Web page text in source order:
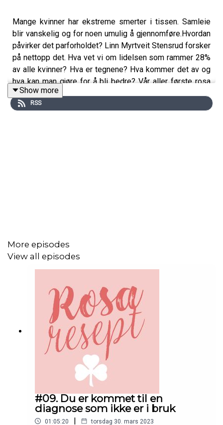
Mange kvinner har ekstreme smerter i tissen. Samleie
blir vanskelig og for noen umulig å gjennomføre.Hvordan
påvirker det parforholdet? Linn Myrtveit Stensrud forsker
på nettopp det. Hva vet vi om lidelsen som rammer 28%
av alle kvinner? Hva er tegnene? Hva kommer det av og
hva kan man gjøre for å bli bedre? Vår aller første rosa
resept er herved skrevet ut 😊
ROSA RESEPT I SOSIALE MEDIER
Instagram
SANITETSKVINNENE (NKS) I SOSIALE MEDIER:
Facebook
Instagram
Twitter
PRODUKSJON:
Rosa Resept produseres av Shaw Media.
Show more
RSS
More episodes
View all episodes
#09. Du er kommet til en
diagnose som ikke er i bruk
01:05:20 | torsdag 30. mars 2023